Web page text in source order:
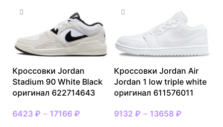
Кроссовки Jordan
Stadium 90 White Black
оригинал 622714643
6423 ₽ – 17166 ₽
Кроссовки Jordan Air
Jordan 1 low triple white
оригинал 611576011
9132 ₽ – 13658 ₽